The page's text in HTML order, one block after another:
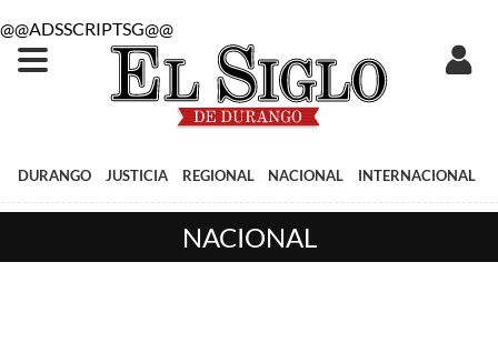
@@ADSSCRIPTSG@@
DURANGO JUSTICIA REGIONAL NACIONAL INTERNACIONAL
NACIONAL